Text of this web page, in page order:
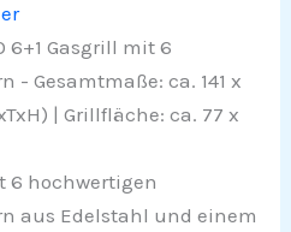
6+1 Gasgrill mit 6
- Gesamtmaße: ca. 141 x
| Grillfläche: ca. 77 x
6 hochwertigen
aus Edelstahl und einem